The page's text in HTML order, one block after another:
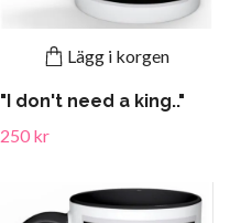
Lägg i korgen
"I don't need a king.."
250 kr